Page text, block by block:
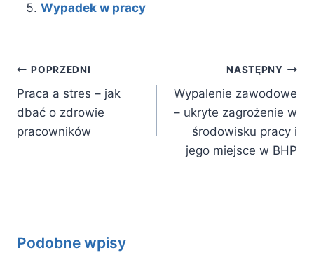
Wypadek w pracy
Nawigacja
wpisu
POPRZEDNI
Praca a stres – jak
dbać o zdrowie
pracowników
NASTĘPNY
Wypalenie zawodowe
– ukryte zagrożenie w
środowisku pracy i
jego miejsce w BHP
Podobne wpisy